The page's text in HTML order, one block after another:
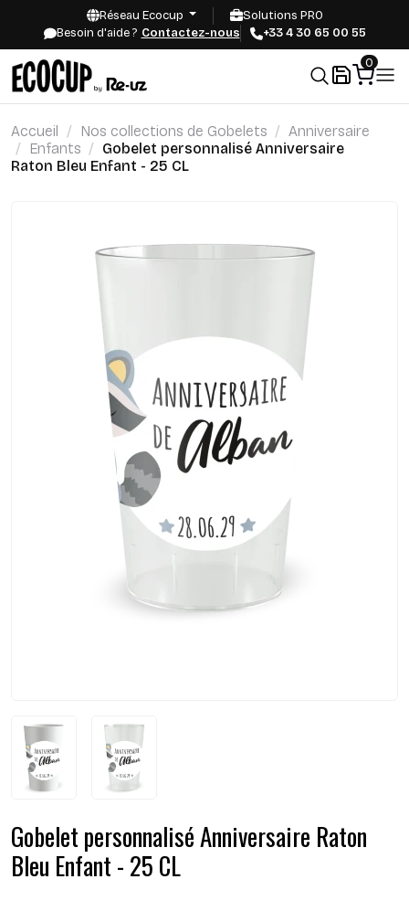
Réseau Ecocup
Solutions PRO
Besoin d'aide ? Contactez-nous +33 4 30 65 00 55
0
Accueil Nos collections de Gobelets
Anniversaire
Enfants
Gobelet personnalisé Anniversaire
Raton Bleu Enfant - 25 CL
Gobelet personnalisé Anniversaire Raton
Bleu Enfant - 25 CL